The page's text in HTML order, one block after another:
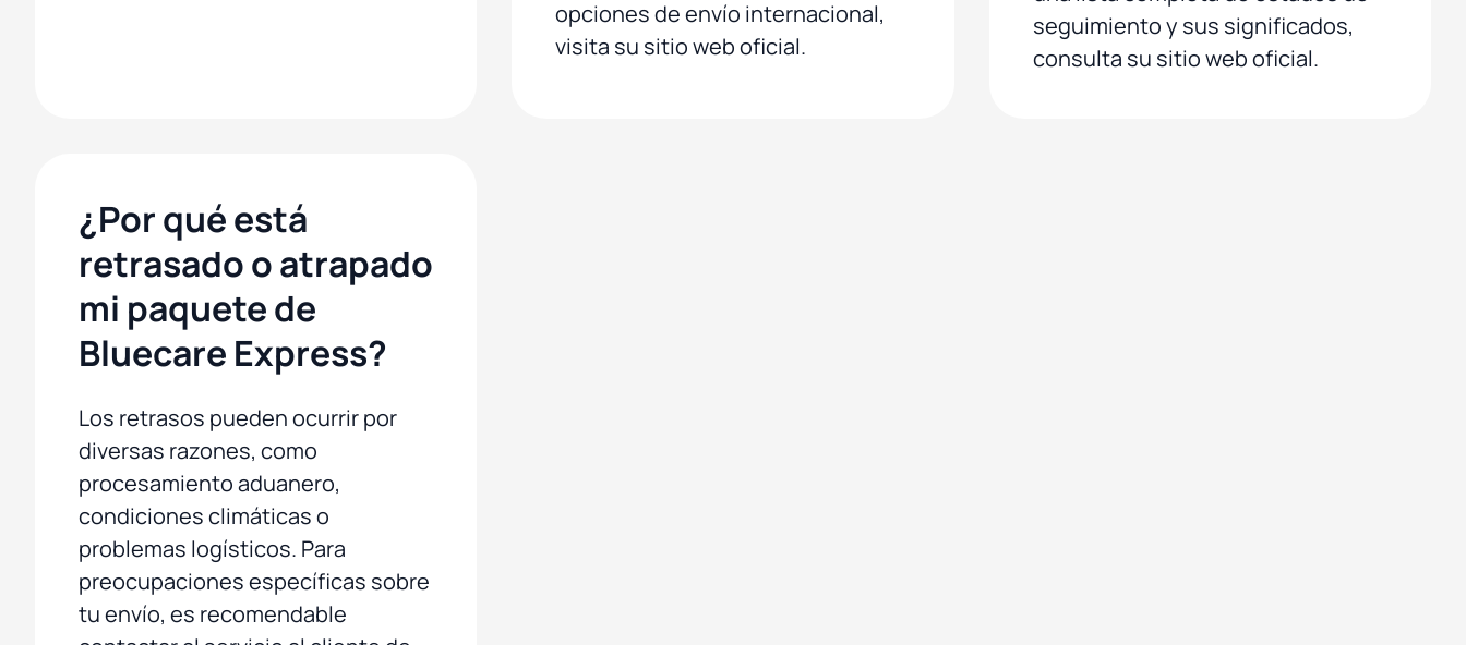
opciones de envío internacional,
visita su sitio web oficial.
seguimiento y sus significados,
consulta su sitio web oficial.
¿Por qué está
retrasado o atrapado
mi paquete de
Bluecare Express?
Los retrasos pueden ocurrir por
diversas razones, como
procesamiento aduanero,
condiciones climáticas o
problemas logísticos. Para
preocupaciones específicas sobre
tu envío, es recomendable